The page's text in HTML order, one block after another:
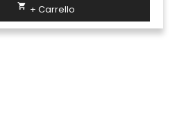
 + Carrello